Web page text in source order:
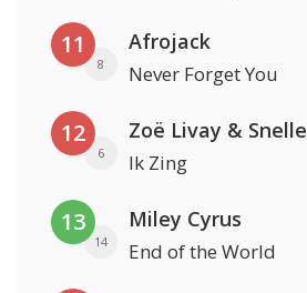
11
8
Afrojack
Never Forget You
12
6
Zoë Livay & Snelle
Ik Zing
13
14
Miley Cyrus
End of the World